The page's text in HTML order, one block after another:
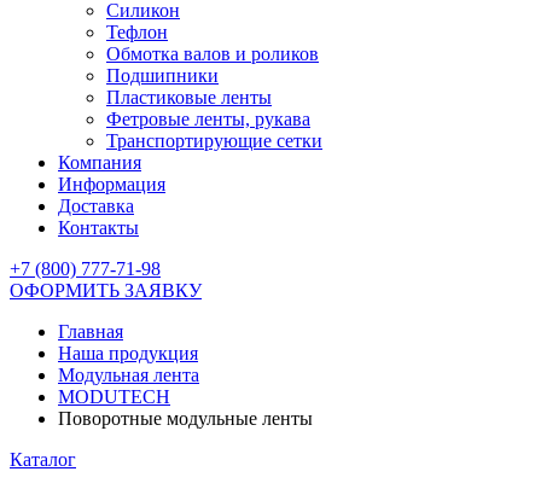
Силикон
Тефлон
Обмотка валов и роликов
Подшипники
Пластиковые ленты
Фетровые ленты, рукава
Транспортирующие сетки
Компания
Информация
Доставка
Контакты
+7 (800) 777-71-98
ОФОРМИТЬ ЗАЯВКУ
Главная
Наша продукция
Модульная лента
MODUTECH
Поворотные модульные ленты
Каталог